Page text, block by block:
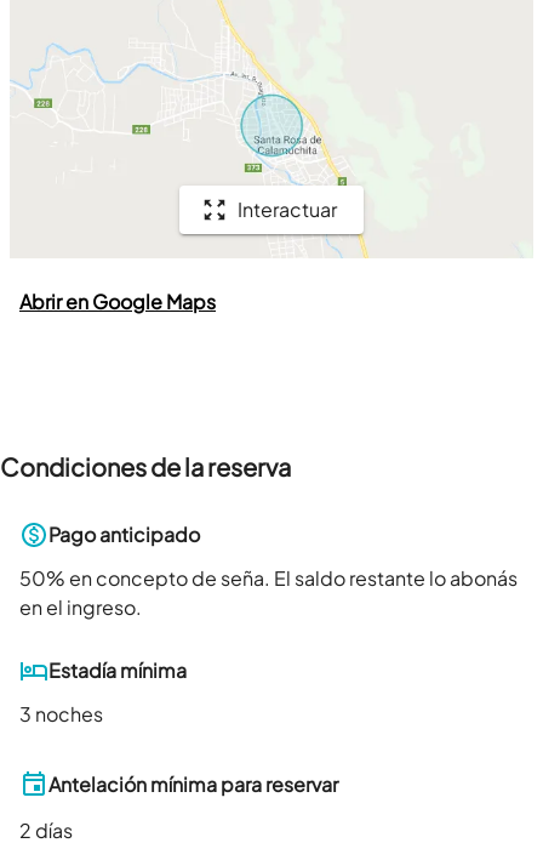
Interactuar
Abrir en Google Maps
Condiciones de la reserva
Pago anticipado
50% en concepto de seña. El saldo restante lo abonás
en el ingreso.
Estadía mínima
3 noches
Antelación mínima para reservar
2 días